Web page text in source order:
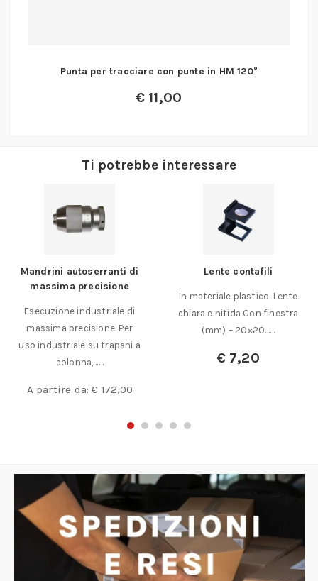
Punta per tracciare con punte in HM 120°
€ 11,00
Ti potrebbe interessare
Lente contafili
chiara e nitida Con finestra
(mm) – 20×20……
€7,20
Adesivo istantaneo modello
Adesivo istantaneoa base
di etile cianoacrilato Per il
strutturale……